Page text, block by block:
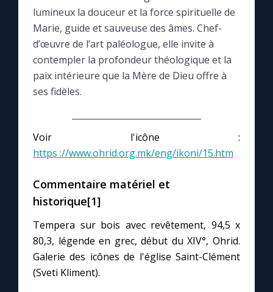
La vidéo de la semaine
Le compte Tiktok
Le magazine
Questions-réponses
Prier au quotidien
Avec Thérèse de Lisieux
L'Évangile chaque jour
lumineux la douceur et la force spirituelle de
Marie, guide et sauveuse des âmes. Chef-
d’œuvre de l’art paléologue, elle invite à
contempler la profondeur théologique et la
paix intérieure que la Mère de Dieu offre à
ses fidèles.
Voir l'icône :
https ://www.ohrid.org.mk/eng/ikoni/15.htm
Commentaire matériel et
historique[1]
Tempera sur bois avec revêtement, 94,5 x
80,3, légende en grec, début du XIV°, Ohrid.
Galerie des icônes de l'église Saint-Clément
(Sveti Kliment).